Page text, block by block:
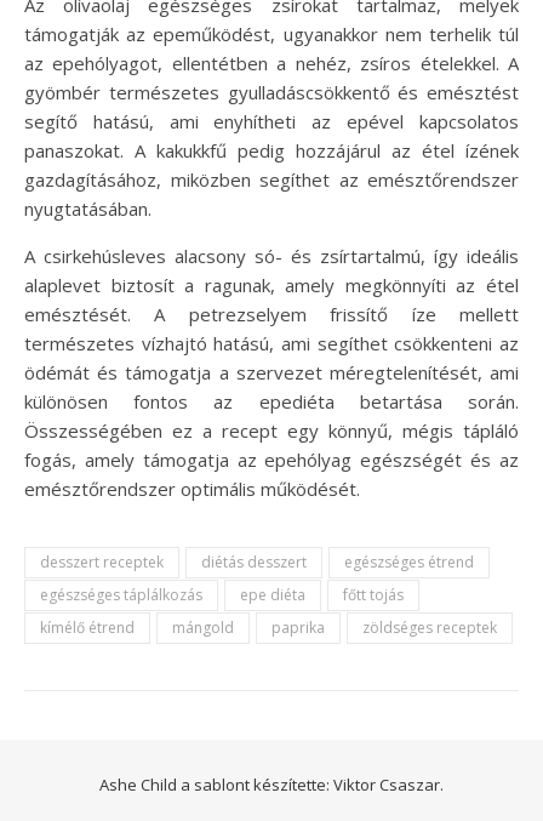
Az olívaolaj egészséges zsírokat tartalmaz, melyek
támogatják az epeműködést, ugyanakkor nem terhelik túl
az epehólyagot, ellentétben a nehéz, zsíros ételekkel. A
gyömbér természetes gyulladáscsökkentő és emésztést
segítő hatású, ami enyhítheti az epével kapcsolatos
panaszokat. A kakukkfű pedig hozzájárul az étel ízének
gazdagításához, miközben segíthet az emésztőrendszer
nyugtatásában.
A csirkehúsleves alacsony só- és zsírtartalmú, így ideális
alaplevet biztosít a ragunak, amely megkönnyíti az étel
emésztését. A petrezselyem frissítő íze mellett
természetes vízhajtó hatású, ami segíthet csökkenteni az
ödémát és támogatja a szervezet méregtelenítését, ami
különösen fontos az epediéta betartása során.
Összességében ez a recept egy könnyű, mégis tápláló
fogás, amely támogatja az epehólyag egészségét és az
emésztőrendszer optimális működését.
desszert receptek diétás desszert
egészséges étrend
egészséges táplálkozás
epe diéta
főtt tojás
kímélő étrend
mángold paprika zöldséges receptek
Ashe Child a sablont készítette: Viktor Csaszar.